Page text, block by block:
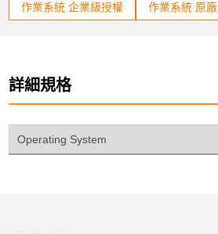
作業系統 企業級授權 作業系統 原廠
詳細規格
Operating System